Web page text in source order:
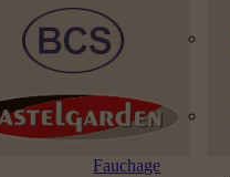
Fauchage